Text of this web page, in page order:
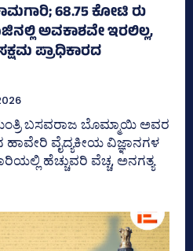
68.75 ಕೋಟಿ ರು
ಅವಕಾಶವೇ ಇರಲಿಲ್ಲ,
ಪ್ರಾಧಿಕಾರದ
ಬಸವರಾಜ ಬೊಮ್ಮಾಯಿ ಅವರ
ವೈದ್ಯಕೀಯ ವಿಜ್ಞಾನಗಳ
ಹೆಚ್ಚುವರಿ ವೆಚ್ಚ, ಅನಗತ್ಯ